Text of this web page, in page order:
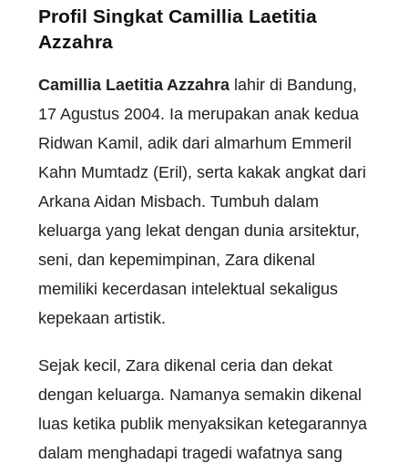
Profil Singkat Camillia Laetitia
Azzahra
Camillia Laetitia Azzahra lahir di Bandung,
17 Agustus 2004. Ia merupakan anak kedua
Ridwan Kamil, adik dari almarhum Emmeril
Kahn Mumtadz (Eril), serta kakak angkat dari
Arkana Aidan Misbach. Tumbuh dalam
keluarga yang lekat dengan dunia arsitektur,
seni, dan kepemimpinan, Zara dikenal
memiliki kecerdasan intelektual sekaligus
kepekaan artistik.
Sejak kecil, Zara dikenal ceria dan dekat
dengan keluarga. Namanya semakin dikenal
luas ketika publik menyaksikan ketegarannya
dalam menghadapi tragedi wafatnya sang